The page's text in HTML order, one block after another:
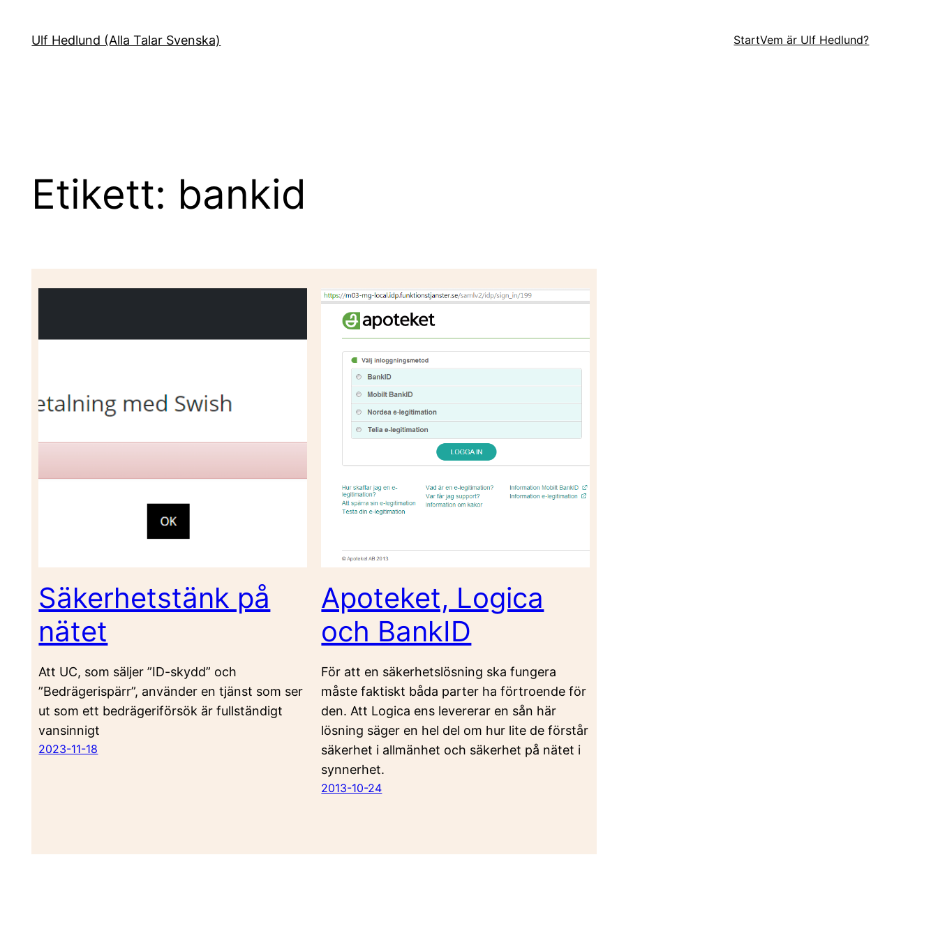
innehåll
Ulf Hedlund (Alla Talar Svenska) StartVem är Ulf Hedlund?
Etikett: bankid
Säkerhetstänk på
nätet
Att UC, som säljer ”ID-skydd” och
”Bedrägerispärr”, använder en tjänst som ser
ut som ett bedrägeriförsök är fullständigt
vansinnigt
2023-11-18
Apoteket, Logica
och BankID
För att en säkerhetslösning ska fungera
måste faktiskt båda parter ha förtroende för
den. Att Logica ens levererar en sån här
lösning säger en hel del om hur lite de förstår
säkerhet i allmänhet och säkerhet på nätet i
synnerhet.
2013-10-24